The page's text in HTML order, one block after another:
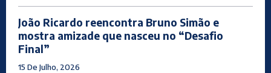
João Ricardo reencontra Bruno Simão e
mostra amizade que nasceu no “Desafio
Final”
15 De Julho, 2026